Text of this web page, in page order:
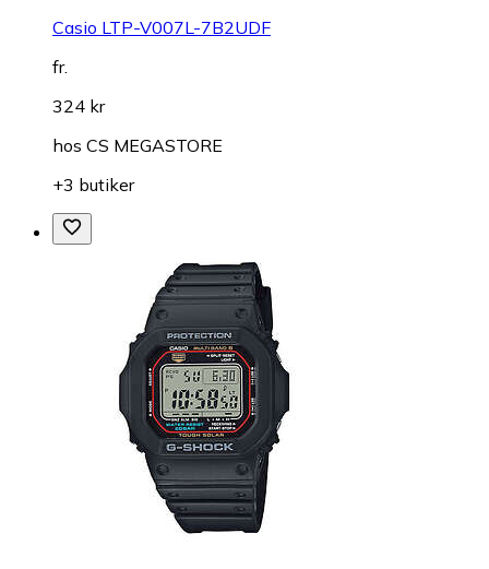
Casio LTP-V007L-7B2UDF
fr.
324 kr
hos CS MEGASTORE
+3 butiker